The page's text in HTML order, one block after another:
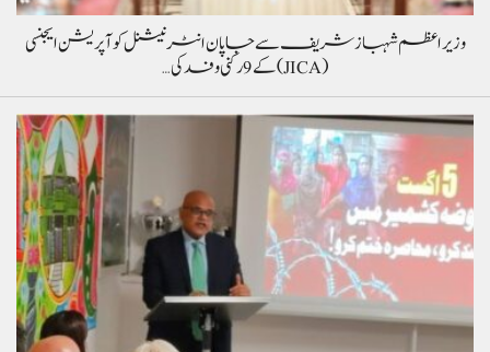
وزیراعظم شہباز شریف سے جاپان انٹرنیشنل کوآپریشن ایجنسی
(JICA) کے 9 رکنی وفد کی…